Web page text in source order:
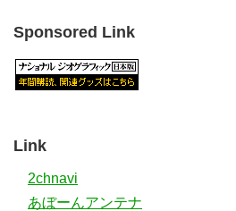
Sponsored Link
Link
2chnavi
あぼーんアンテナ